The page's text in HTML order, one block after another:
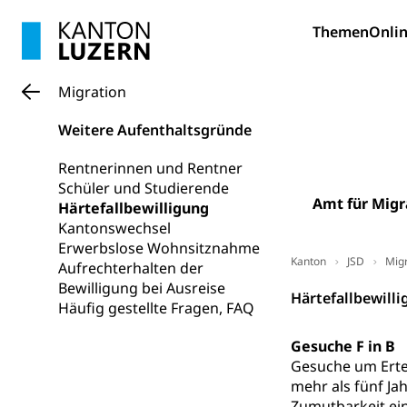
Themen
Amt für
Migration
Weitere Aufenthaltsgründe
Rentnerinnen und Rentner
Schüler und Studierende
Härtefallbewilligung
Kantonswechsel
Erwerbslose Wohnsitznahme
Aufrechterhalten der
Bewilligung bei Ausreise
Häufig gestellte Fragen, FAQ
Kanton JSD
Gesuche F in B
Gesuche um
mehr als fünf
Kindergarten,
Erschöpfung,
sichere
Trinkwasser
Prävention